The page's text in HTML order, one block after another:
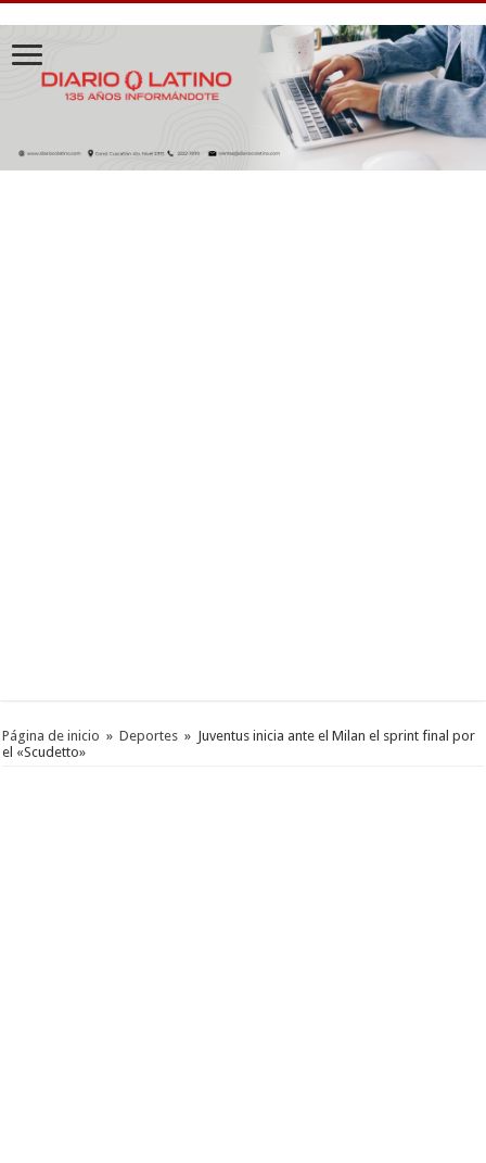
Página de inicio » Deportes » Juventus inicia ante el Milan el sprint final por
el «Scudetto»